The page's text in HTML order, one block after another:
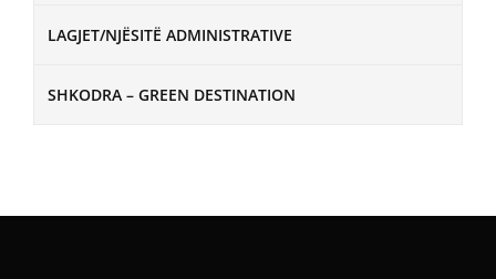
LAGJET/NJËSITË ADMINISTRATIVE
SHKODRA – GREEN DESTINATION